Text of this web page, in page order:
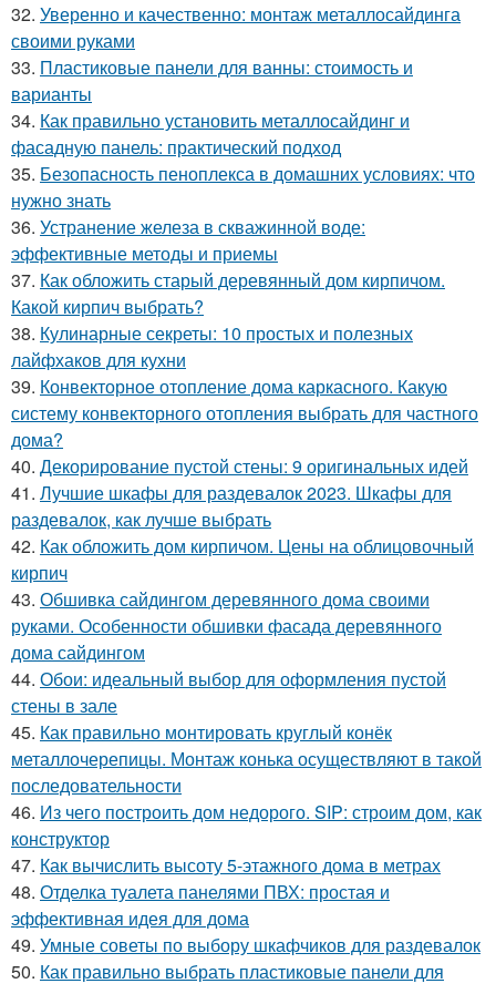
32. Уверенно и качественно: монтаж металлосайдинга
своими руками
33. Пластиковые панели для ванны: стоимость и
варианты
34. Как правильно установить металлосайдинг и
фасадную панель: практический подход
35. Безопасность пеноплекса в домашних условиях: что
нужно знать
36. Устранение железа в скважинной воде:
эффективные методы и приемы
37. Как обложить старый деревянный дом кирпичом.
Какой кирпич выбрать?
38. Кулинарные секреты: 10 простых и полезных
лайфхаков для кухни
39. Конвекторное отопление дома каркасного. Какую
систему конвекторного отопления выбрать для частного
дома?
40. Декорирование пустой стены: 9 оригинальных идей
41. Лучшие шкафы для раздевалок 2023. Шкафы для
раздевалок, как лучше выбрать
42. Как обложить дом кирпичом. Цены на облицовочный
кирпич
43. Обшивка сайдингом деревянного дома своими
руками. Особенности обшивки фасада деревянного
дома сайдингом
44. Обои: идеальный выбор для оформления пустой
стены в зале
45. Как правильно монтировать круглый конёк
металлочерепицы. Монтаж конька осуществляют в такой
последовательности
46. Из чего построить дом недорого. SIP: строим дом, как
конструктор
47. Как вычислить высоту 5-этажного дома в метрах
48. Отделка туалета панелями ПВХ: простая и
эффективная идея для дома
49. Умные советы по выбору шкафчиков для раздевалок
50. Как правильно выбрать пластиковые панели для